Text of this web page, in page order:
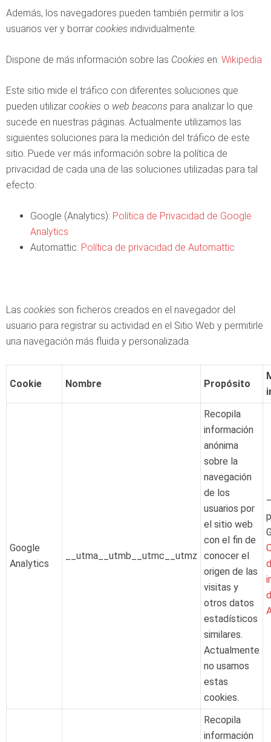
Además, los navegadores pueden también permitir a los
usuarios ver y borrar cookies individualmente.
Dispone de más información sobre las Cookies en: Wikipedia
Este sitio mide el tráfico con diferentes soluciones que
pueden utilizar cookies o web beacons para analizar lo que
sucede en nuestras páginas. Actualmente utilizamos las
siguientes soluciones para la medición del tráfico de este
sitio. Puede ver más información sobre la política de
privacidad de cada una de las soluciones utilizadas para tal
efecto:
Google (Analytics): Política de Privacidad de Google
Analytics
Automattic: Política de privacidad de Automattic
Las cookies son ficheros creados en el navegador del
usuario para registrar su actividad en el Sitio Web y permitirle
una navegación más fluida y personalizada.
Cookie Nombre Propósito
Google
Analytics
__utma__utmb__utmc__utmz
Recopila
información
anónima
sobre la
navegación
de los
usuarios por
el sitio web
con el fin de
conocer el
origen de las
visitas y
otros datos
estadísticos
similares.
Actualmente
no usamos
estas
cookies.
Recopila
información